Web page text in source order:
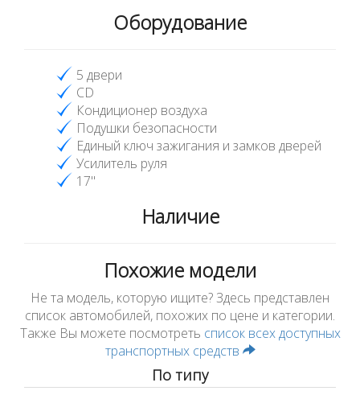
Оборудование
5 двери
CD
Кондиционер воздуха
Подушки безопасности
Единый ключ зажигания и замков дверей
Усилитель руля
17"
Наличие
Похожие модели
Не та модель, которую ищите? Здесь представлен
список автомобилей, похожих по цене и категории.
Также Вы можете посмотреть список всех доступных
транспортных средств
По типу